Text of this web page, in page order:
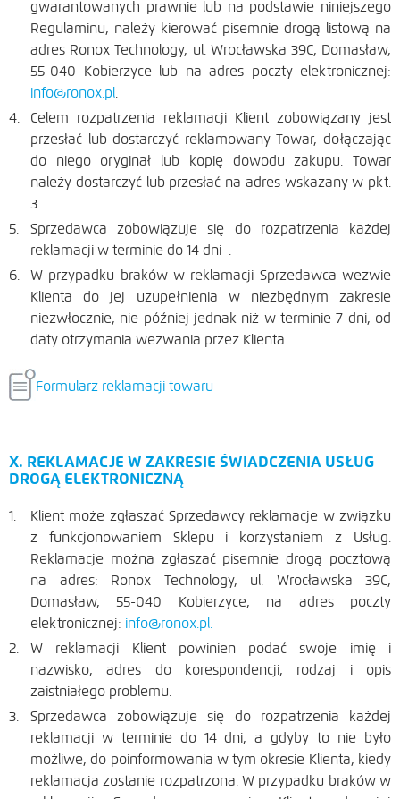
gwarantowanych prawnie lub na podstawie niniejszego
Regulaminu, należy kierować pisemnie drogą listową na
adres Ronox Technology, ul. Wrocławska 39C, Domasław,
55-040 Kobierzyce lub na adres poczty elektronicznej:
info@ronox.pl.
Celem rozpatrzenia reklamacji Klient zobowiązany jest
przesłać lub dostarczyć reklamowany Towar, dołączając
do niego oryginał lub kopię dowodu zakupu. Towar
należy dostarczyć lub przesłać na adres wskazany w pkt.
3.
Sprzedawca zobowiązuje się do rozpatrzenia każdej
reklamacji w terminie do 14 dni .
W przypadku braków w reklamacji Sprzedawca wezwie
Klienta do jej uzupełnienia w niezbędnym zakresie
niezwłocznie, nie później jednak niż w terminie 7 dni, od
daty otrzymania wezwania przez Klienta.
Formularz reklamacji towaru
X. REKLAMACJE W ZAKRESIE ŚWIADCZENIA USŁUG
DROGĄ ELEKTRONICZNĄ
Klient może zgłaszać Sprzedawcy reklamacje w związku
z funkcjonowaniem Sklepu i korzystaniem z Usług.
Reklamacje można zgłaszać pisemnie drogą pocztową
na adres: Ronox Technology, ul. Wrocławska 39C,
Domasław, 55-040 Kobierzyce, na adres poczty
elektronicznej: info@ronox.pl.
W reklamacji Klient powinien podać swoje imię i
nazwisko, adres do korespondencji, rodzaj i opis
zaistniałego problemu.
Sprzedawca zobowiązuje się do rozpatrzenia każdej
reklamacji w terminie do 14 dni, a gdyby to nie było
możliwe, do poinformowania w tym okresie Klienta, kiedy
reklamacja zostanie rozpatrzona. W przypadku braków w